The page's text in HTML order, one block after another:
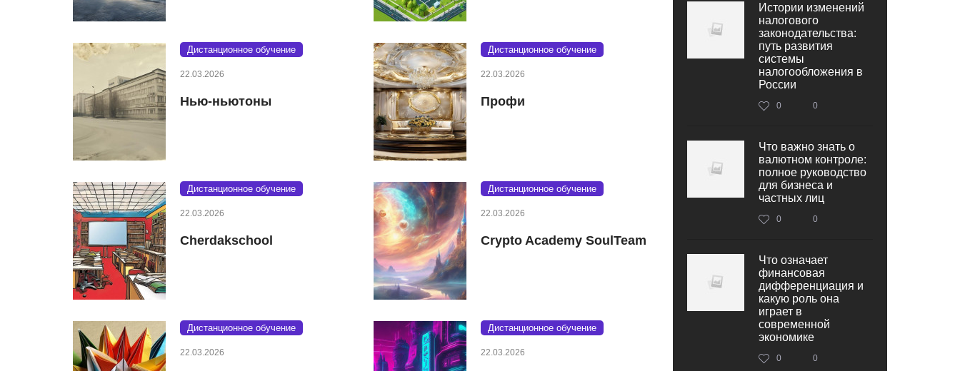
Дистанционное обучение
22.03.2026
Нью-ньютоны
Дистанционное обучение
22.03.2026
Профи
Дистанционное обучение
22.03.2026
Cherdakschool
Дистанционное обучение
22.03.2026
Crypto Academy SoulTeam
Дистанционное обучение
22.03.2026
Дистанционное обучение
22.03.2026
Истории изменений
налогового
законодательства:
путь развития
системы
налогообложения в
России
0 0
Что важно знать о
валютном контроле:
полное руководство
для бизнеса и
частных лиц
0 0
Что означает
финансовая
дифференциация и
какую роль она
играет в
современной
экономике
0 0